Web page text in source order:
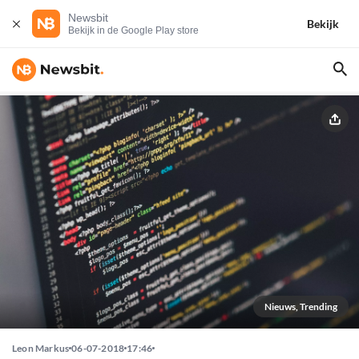
Newsbit
Bekijk in de Google Play store
Bekijk
Nieuws, Trending
Leon Markus 06-07-2018 17:46